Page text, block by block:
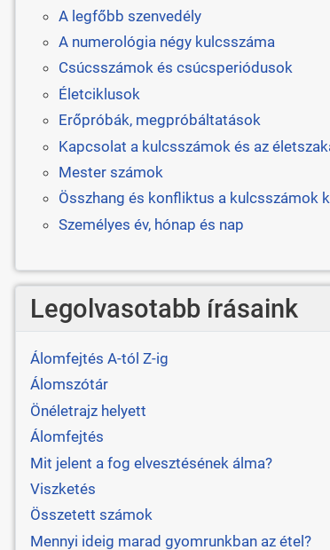
A legfőbb szenvedély
A numerológia négy kulcsszáma
Csúcsszámok és csúcsperiódusok
Életciklusok
Erőpróbák, megpróbáltatások
Kapcsolat a kulcsszámok és az
Mester számok
Összhang és konfliktus a kulcsszámok
Személyes év, hónap és nap
Legolvasotabb írásaink
Álomfejtés A-tól Z-ig
Álomszótár
Önéletrajz helyett
Álomfejtés
Mit jelent a fog elvesztésének álma?
Viszketés
Összetett számok
Mennyi ideig marad gyomrunkban az étel?